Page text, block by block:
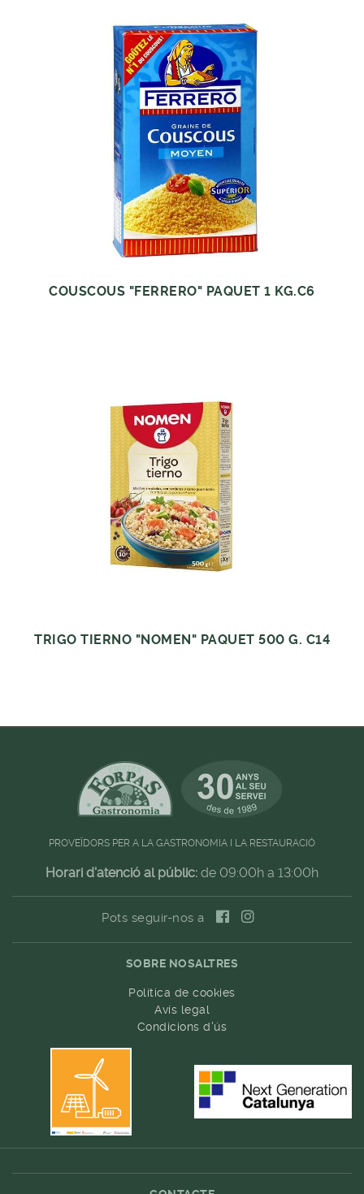
COUSCOUS "FERRERO" PAQUET 1 KG.C6
TRIGO TIERNO "NOMEN" PAQUET 500 G. C14
PROVEÏDORS PER A LA GASTRONOMIA I LA RESTAURACIÓ
Horari d'atenció al públic: de 09:00h a 13:00h
Pots seguir-nos a
SOBRE NOSALTRES
Política de cookies
Avís legal
Condicions d'ús